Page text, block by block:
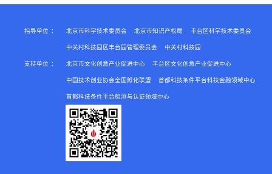
指导单位 ： 北京市科学技术委员会 北京市知识产权局 丰台区科学技术委员会
中关村科技园区丰台园管理委员会 中关村科技园
支持单位 ： 北京市文化创意产业促进中心 丰台区文化创意产业促进中心
中国技术创业协会全国孵化联盟 首都科技条件平台科技金融领域中心
首都科技条件平台检测与认证领域中心